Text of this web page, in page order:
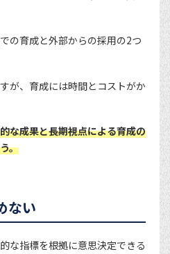
の育成と外部からの採用の2つ
が、育成には時間とコストがか
な成果と長期視点による育成の
。
ない
な指標を根拠に意思決定できる